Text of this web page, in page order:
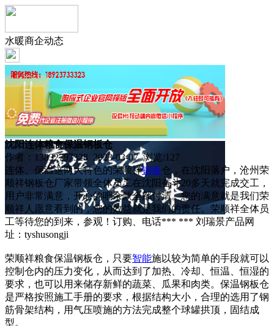
水暖商企动态
沈阳连体粮食保温钢板仓
作者：13832797328 2023-03-07 浏览:127
连体、保温这两大特色的荣顺祥钢板仓，在沈阳落户，沧州荣
顺祥钢板仓厂家带领全体员工在沈阳奋斗20多天就完成交工，
用户非常满意，开心的吧余款全部付清。您的满意就是我们荣
顺祥人愿意看到的，您的效益就是我们的责任。荣顺祥全体员
工等待您的到来，参观！订购、电话*** *** 刘瑞景产品网
址：tyshusongji
荣顺祥粮食保温钢板仓，只要智能施以较为简单的手段就可以
控制仓内的压力变化，从而达到了加热、冷却、恒温、恒湿的
要求，也可以用来储存新鲜的蔬菜、瓜果和肉类。保温钢板仓
是严格按照施工手册的要求，根据结构大小，合理的选用了钢
筋骨架结构，用气压喷施的方法完成整个球罐拱顶，固结成
型。